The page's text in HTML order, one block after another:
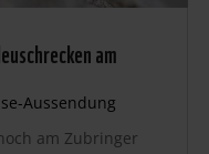
am
Aussendung
am Zubringer